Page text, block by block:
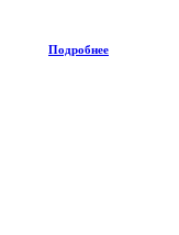
Подробнее